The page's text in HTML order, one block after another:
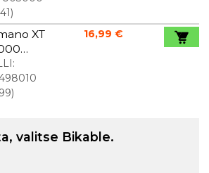
)
XT
mm
)
16,99 €
valitse Bikable.